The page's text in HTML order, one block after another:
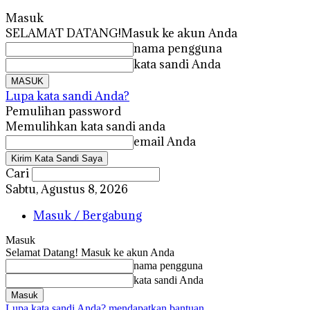
Masuk
SELAMAT DATANG!Masuk ke akun Anda
nama pengguna
kata sandi Anda
Lupa kata sandi Anda?
Pemulihan password
Memulihkan kata sandi anda
email Anda
Cari
Sabtu, Agustus 8, 2026
Masuk / Bergabung
Masuk
Selamat Datang! Masuk ke akun Anda
nama pengguna
kata sandi Anda